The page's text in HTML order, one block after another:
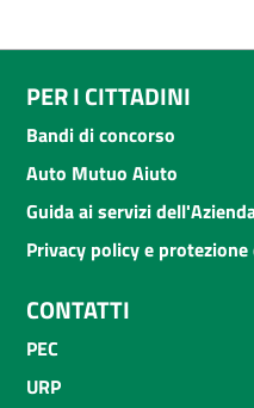
PER I CITTADINI
Bandi di concorso
Auto Mutuo Aiuto
Guida ai servizi
Privacy policy e
CONTATTI
PEC
URP